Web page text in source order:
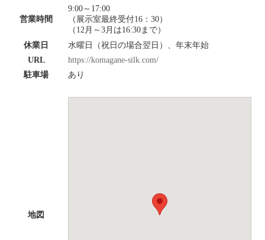
営業時間
9:00～17:00
（展示室最終受付16：30）
（12月～3月は16:30まで）
休業日
水曜日（祝日の場合翌日）、年末年始
URL
https://komagane-silk.com/
駐車場
あり
地図